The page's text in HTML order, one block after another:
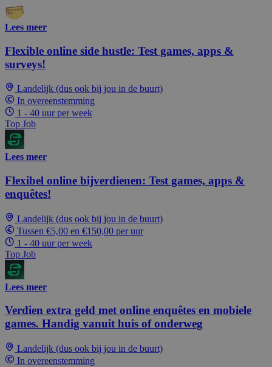
Lees meer
Flexible online side hustle: Test games, apps &
surveys!
Landelijk (dus ook bij jou in de buurt)
In overeenstemming
1 - 40 uur per week
Top Job
Lees meer
Flexibel online bijverdienen: Test games, apps &
enquêtes!
Landelijk (dus ook bij jou in de buurt)
Tussen €5,00 en €150,00 per uur
1 - 40 uur per week
Top Job
Lees meer
Verdien extra geld met online enquêtes en mobiele
games. Handig vanuit huis of onderweg
Landelijk (dus ook bij jou in de buurt)
In overeenstemming